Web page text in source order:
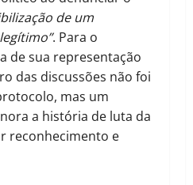
de um
. Para o
de sua representação
das discussões não foi
mas um
a história de luta da
reconhecimento e